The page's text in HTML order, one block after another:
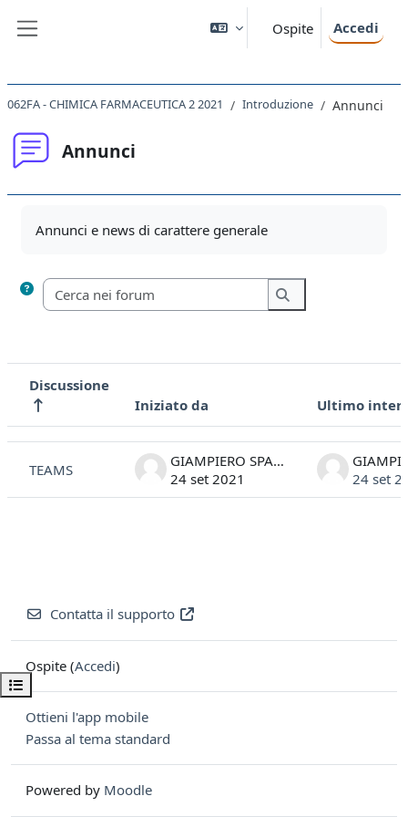
Ospite Accedi
Apri indice del corso
062FA - CHIMICA FARMACEUTICA 2 2021 Introduzione Annunci
Annunci
Annunci e news di carattere generale
Cerca nei forum
Cerca nei forum
Stato
Discussione
Iniziato da
Ultimo
TEAMS
GIAMPIERO SPALLUTO
24 set 2021
24 set
Contatta il supporto
Ospite (Accedi)
Ottieni l'app mobile
Passa al tema standard
Powered by Moodle